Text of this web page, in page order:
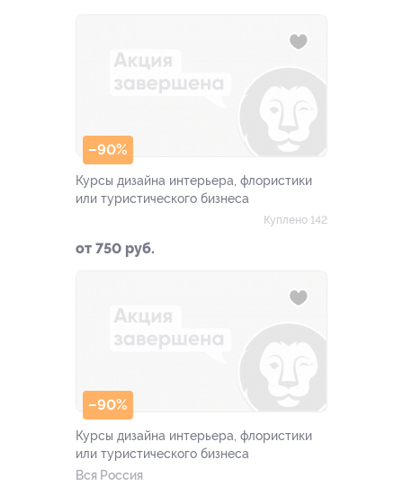
–90%
Курсы дизайна интерьера, флористики
или туристического бизнеса
от 750 руб.
Куплено 142
–90%
Курсы дизайна интерьера, флористики
или туристического бизнеса
Вся Россия